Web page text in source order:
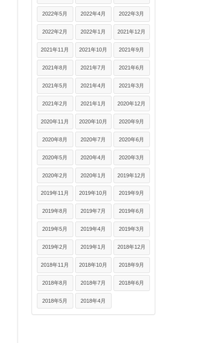
2022年5月 2022年4月 2022年3月
2022年2月 2022年1月 2021年12月
2021年11月 2021年10月 2021年9月
2021年8月 2021年7月 2021年6月
2021年5月 2021年4月 2021年3月
2021年2月 2021年1月 2020年12月
2020年11月 2020年10月 2020年9月
2020年8月 2020年7月 2020年6月
2020年5月 2020年4月 2020年3月
2020年2月 2020年1月 2019年12月
2019年11月 2019年10月 2019年9月
2019年8月 2019年7月 2019年6月
2019年5月 2019年4月 2019年3月
2019年2月 2019年1月 2018年12月
2018年11月 2018年10月 2018年9月
2018年8月 2018年7月 2018年6月
2018年5月 2018年4月